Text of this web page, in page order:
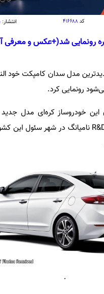
اقتصاد
اقتصادی
جامعه
حوادث
سلامت
یک برش دانایی
محیط زیست
بین الملل
سیاست خارجی
فرهنگ و هنر
علم و دانش
فناوری و It
قرآن
باشگاه مغز
مجله تصویری سلاح
اقتصاد
ورزش
سیاست
سرگرمی
فناوری
عصر ایران 2
خواندنی ها و دیدنی ها
داستان کوتاه
پیامک
روانشناسی
آموزش زبان
کد ۴۱۶۶۸۸ انتشار:
مدل سدان کامپکت خود
رونمایی کرد.
این خودروساز کره‌ای مدل جدید
نامیانگ در شهر سئول این
.